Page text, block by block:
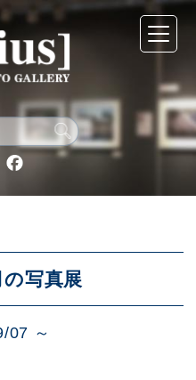
Facebook
写真展
07 ～